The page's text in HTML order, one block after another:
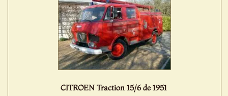
CITROEN Traction 15/6 de 1951